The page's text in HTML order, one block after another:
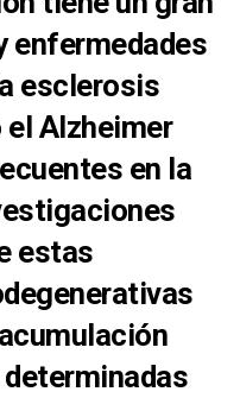
enfermedades
esclerosis
Alzheimer
en la
estas